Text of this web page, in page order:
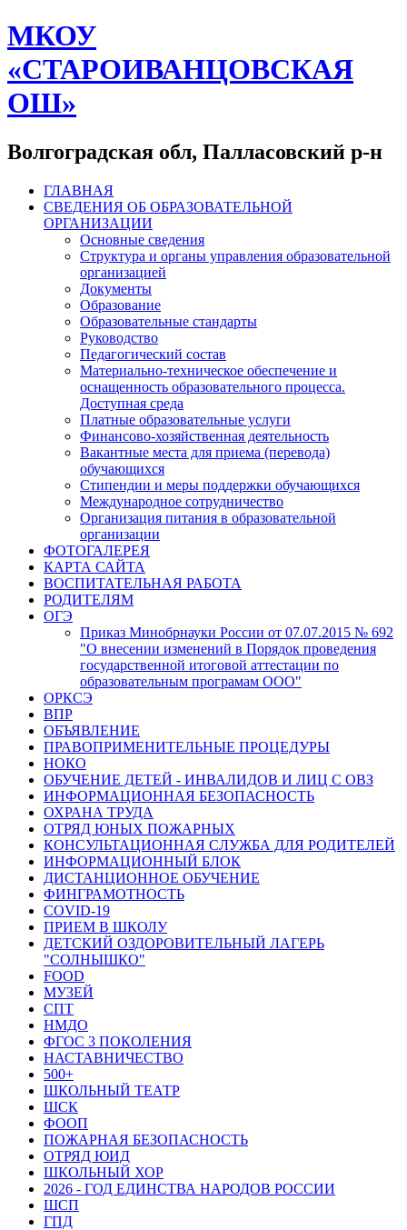
МКОУ
«СТАРОИВАНЦОВСКАЯ
ОШ»
Волгоградская обл, Палласовский р-н
ГЛАВНАЯ
СВЕДЕНИЯ ОБ ОБРАЗОВАТЕЛЬНОЙ
ОРГАНИЗАЦИИ
Основные сведения
Структура и органы управления образовательной
организацией
Документы
Образование
Образовательные стандарты
Руководство
Педагогический состав
Материально-техническое обеспечение и
оснащенность образовательного процесса.
Доступная среда
Платные образовательные услуги
Финансово-хозяйственная деятельность
Вакантные места для приема (перевода)
обучающихся
Стипендии и меры поддержки обучающихся
Международное сотрудничество
Организация питания в образовательной
организации
ФОТОГАЛЕРЕЯ
КАРТА САЙТА
ВОСПИТАТЕЛЬНАЯ РАБОТА
РОДИТЕЛЯМ
ОГЭ
Приказ Минобрнауки России от 07.07.2015 № 692
"О внесении изменений в Порядок проведения
государственной итоговой аттестации по
образовательным програмам ООО"
ОРКСЭ
ВПР
ОБЪЯВЛЕНИЕ
ПРАВОПРИМЕНИТЕЛЬНЫЕ ПРОЦЕДУРЫ
НОКО
ОБУЧЕНИЕ ДЕТЕЙ - ИНВАЛИДОВ И ЛИЦ С ОВЗ
ИНФОРМАЦИОННАЯ БЕЗОПАСНОСТЬ
ОХРАНА ТРУДА
ОТРЯД ЮНЫХ ПОЖАРНЫХ
КОНСУЛЬТАЦИОННАЯ СЛУЖБА ДЛЯ РОДИТЕЛЕЙ
ИНФОРМАЦИОННЫЙ БЛОК
ДИСТАНЦИОННОЕ ОБУЧЕНИЕ
ФИНГРАМОТНОСТЬ
COVID-19
ПРИЕМ В ШКОЛУ
ДЕТСКИЙ ОЗДОРОВИТЕЛЬНЫЙ ЛАГЕРЬ
"СОЛНЫШКО"
FOOD
МУЗЕЙ
СПТ
НМДО
ФГОС 3 ПОКОЛЕНИЯ
НАСТАВНИЧЕСТВО
500+
ШКОЛЬНЫЙ ТЕАТР
ШСК
ФООП
ПОЖАРНАЯ БЕЗОПАСНОСТЬ
ОТРЯД ЮИД
ШКОЛЬНЫЙ ХОР
2026 - ГОД ЕДИНСТВА НАРОДОВ РОССИИ
ШСП
ГПД